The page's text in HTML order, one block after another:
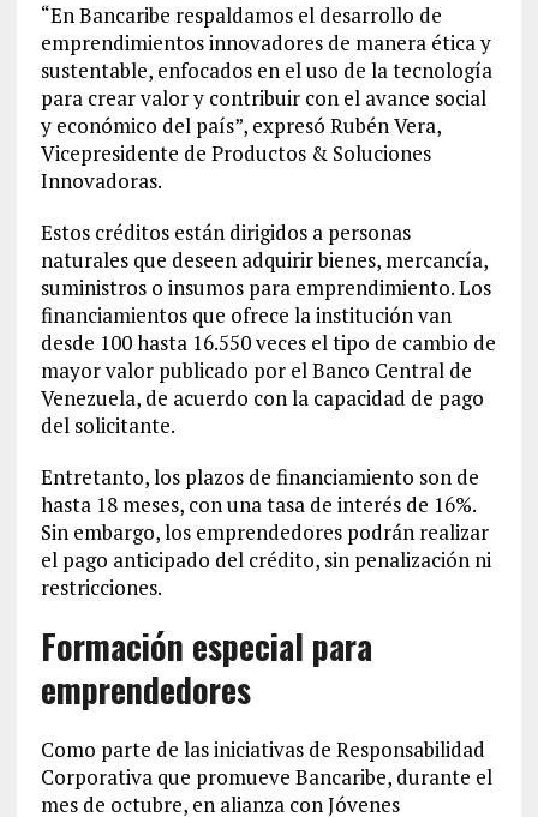
“En Bancaribe respaldamos el desarrollo de
emprendimientos innovadores de manera ética y
sustentable, enfocados en el uso de la tecnología
para crear valor y contribuir con el avance social
y económico del país”, expresó Rubén Vera,
Vicepresidente de Productos & Soluciones
Innovadoras.
Estos créditos están dirigidos a personas
naturales que deseen adquirir bienes, mercancía,
suministros o insumos para emprendimiento. Los
financiamientos que ofrece la institución van
desde 100 hasta 16.550 veces el tipo de cambio de
mayor valor publicado por el Banco Central de
Venezuela, de acuerdo con la capacidad de pago
del solicitante.
Entretanto, los plazos de financiamiento son de
hasta 18 meses, con una tasa de interés de 16%.
Sin embargo, los emprendedores podrán realizar
el pago anticipado del crédito, sin penalización ni
restricciones.
Formación especial para
emprendedores
Como parte de las iniciativas de Responsabilidad
Corporativa que promueve Bancaribe, durante el
mes de octubre, en alianza con Jóvenes